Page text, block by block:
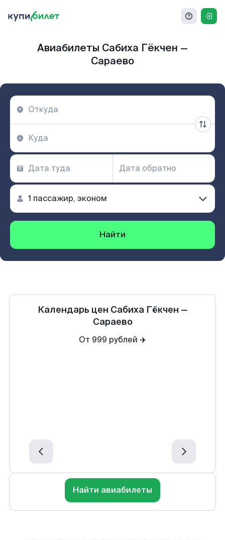
Авиабилеты Сабиха Гёкчен —
Сараево
Найти
Календарь цен Сабиха Гёкчен —
Сараево
От 999 рублей ✈️
Найти авиабилеты